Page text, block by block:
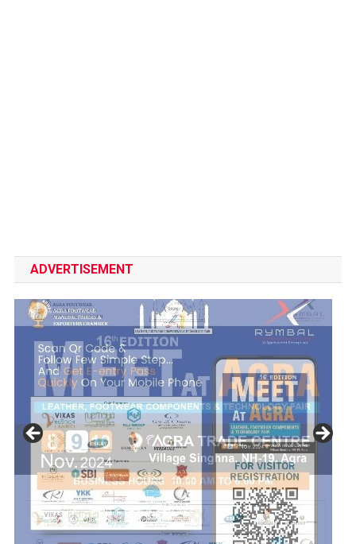
ADVERTISEMENT